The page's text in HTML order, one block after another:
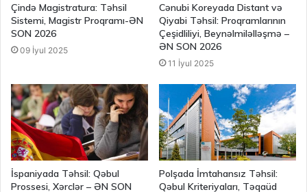
Çində Magistratura: Təhsil
Sistemi, Magistr Proqramı-ƏN
SON 2026
09 İyul 2025
Cənubi Koreyada Distant və
Qiyabi Təhsil: Proqramlarının
Çeşidliliyi, Beynəlmiləlləşmə –
ƏN SON 2026
11 İyul 2025
İspaniyada Təhsil: Qəbul
Prossesi, Xərclər – ƏN SON
Polşada İmtahansız Təhsil:
Qəbul Kriteriyaları, Təqaüd